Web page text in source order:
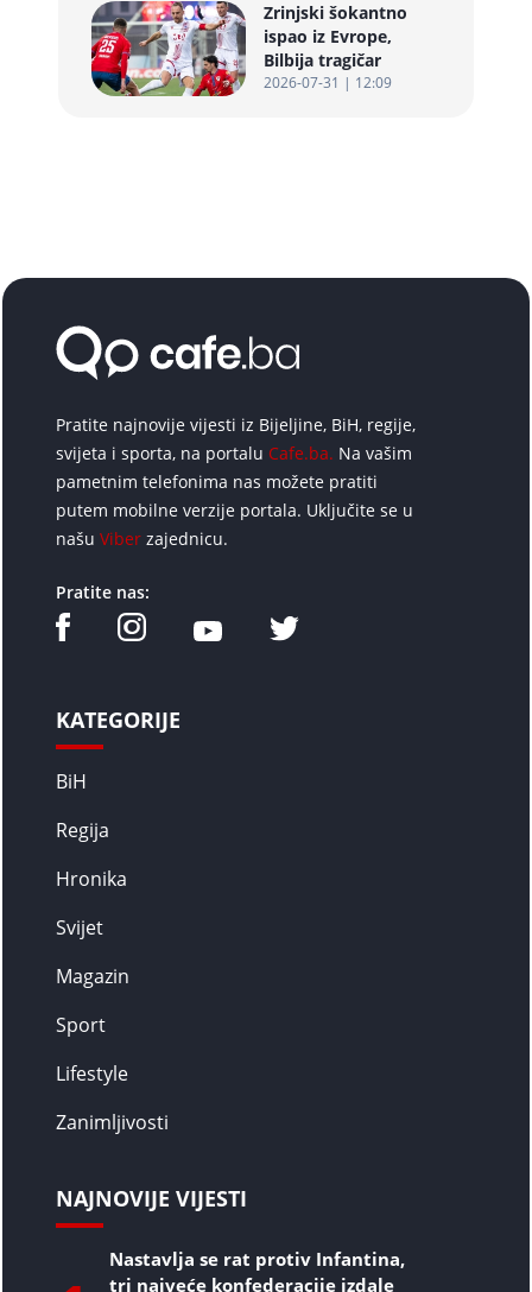
Zrinjski šokantno
ispao iz Evrope,
Bilbija tragičar
2026-07-31 | 12:09
Pratite najnovije vijesti iz Bijeljine, BiH, regije,
svijeta i sporta, na portalu Cafe.ba. Na vašim
pametnim telefonima nas možete pratiti
putem mobilne verzije portala. Uključite se u
našu Viberzajednicu.
Pratite nas:
KATEGORIJE
BiH
Regija
Hronika
Svijet
Magazin
Sport
Lifestyle
Zanimljivosti
NAJNOVIJE VIJESTI
Nastavlja se rat protiv Infantina,
tri najveće konfederacije izdale